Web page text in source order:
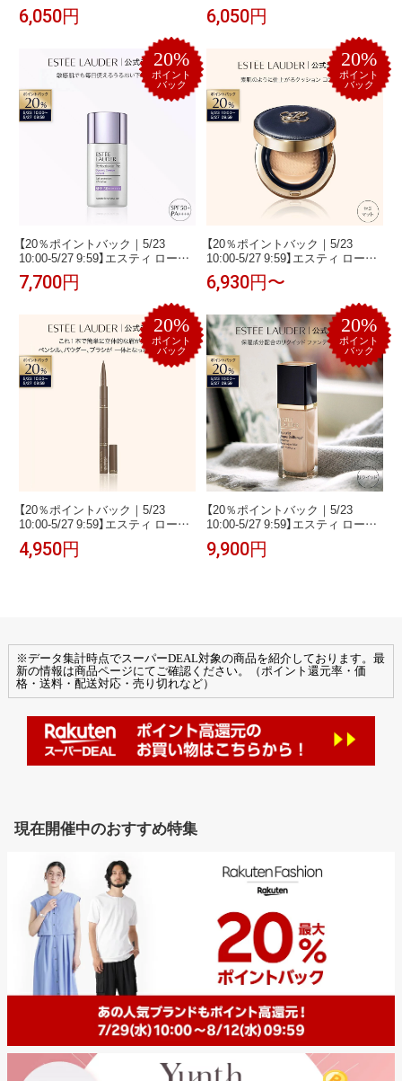
ー ダブル ウェア ゼロ スマッジ マ
スカラ ESTEE LAUDER | お湯オ
フ お湯で落とせる ブラック 黒 ツ
6,050円
ー ダブル ウェア ステイ イン プレ
イス コンシーラー N ESTEE
LAUDER | ハイライター 保湿 崩れ
6,050円
20%
ポイント
バック
【20％ポイントバック｜5/23
10:00-5/27 9:59】エスティ ローダ
ー パーフェクショニスト プロ ダ
イナミック ディフェンス UV ミル
ク ESTEE LAUDER | 化粧下地 日
焼け止め UVケア 下地乳液 敏感肌
7,700円
20%
ポイント
バック
【20％ポイントバック｜5/23
10:00-5/27 9:59】エスティ ローダ
ー ダブル ウェア セカンド スキン
ブラー クッション メークアップ
（クッションファンデ）（選べる本
体orリフィル） ESTEE LAUDER
6,930円〜
20%
ポイント
バック
【20％ポイントバック｜5/23
10:00-5/27 9:59】エスティ ローダ
ー オール イン ワン スタイラー ブ
ロー パーフェクト 3D ESTEE
4,950円
20%
ポイント
バック
【20％ポイントバック｜5/23
10:00-5/27 9:59】エスティ ローダ
ー フューチャリスト アクア ブリ
リアンス メークアップ インテン
9,900円
※データ集計時点でスーパーDEAL対象の商品を紹介しております。最
新の情報は商品ページにてご確認ください。（ポイント還元率・価
格・送料・配送対応・売り切れなど）
現在開催中のおすすめ特集